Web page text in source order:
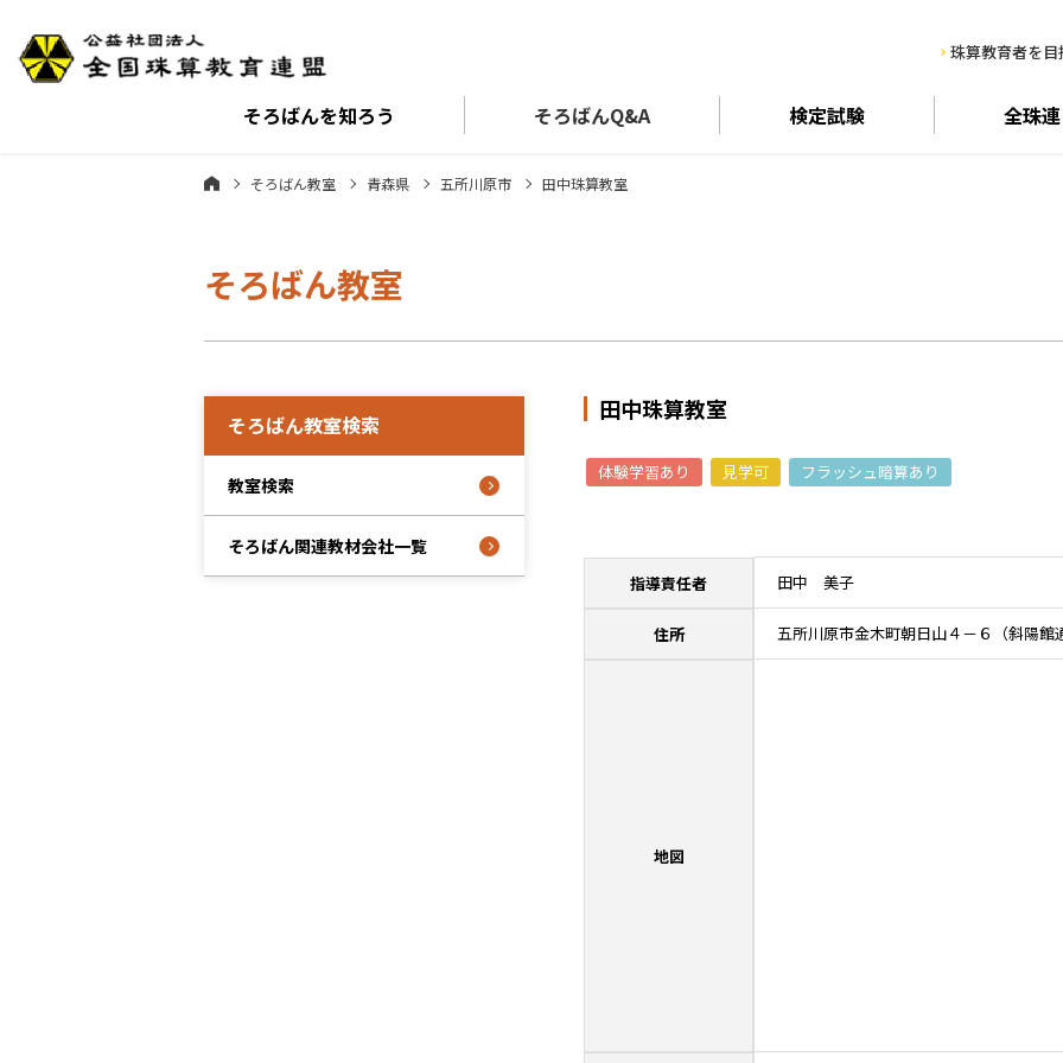
珠算教育者を
そろばんを知ろう そろばんQ&A 検定試験 全珠
そろばん教室 青森県 五所川原市 田中珠算教室
そろばん教室
田中珠算教室
体験学習あり 見学可 フラッシュ暗算あり
指導責任者 田中 美子
住所 五所川原市金木町朝日山４－６（斜陽館
地図
そろばん教室検索
教室検索
そろばん関連教材会社一覧